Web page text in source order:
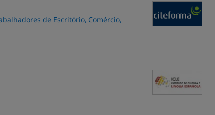
de Escritório, Comércio,